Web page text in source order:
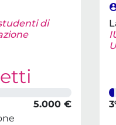
di
5.000 €